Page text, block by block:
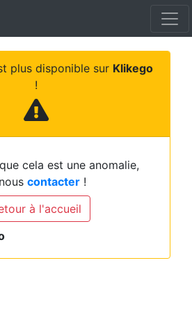
plus disponible sur Klikego
!
cela est une anomalie,
contacter !
à l'accueil